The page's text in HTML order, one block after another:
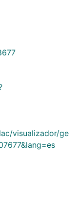
visualizador/ge